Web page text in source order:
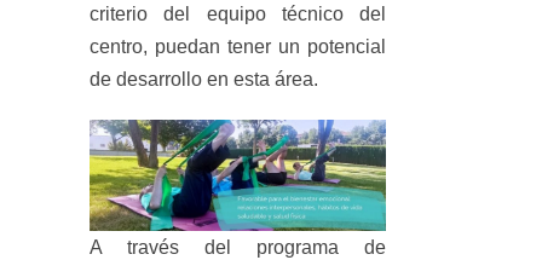
criterio del equipo técnico del
centro, puedan tener un potencial
de desarrollo en esta área.
A través del programa de